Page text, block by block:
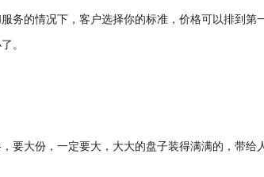
务的情况下，客户选择你的标准，价格可以排到第
。
要大份，一定要大，大大的盘子装得满满的，带给